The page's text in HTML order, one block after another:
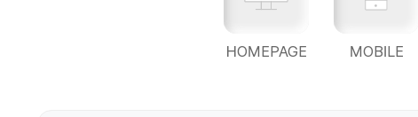
HOMEPAGE MOBILE